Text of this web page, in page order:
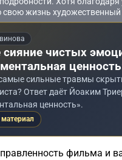
свою жизнь
сияние чистых
сильные травмы
Ответ даёт Йоаким
ценность».
фильма и